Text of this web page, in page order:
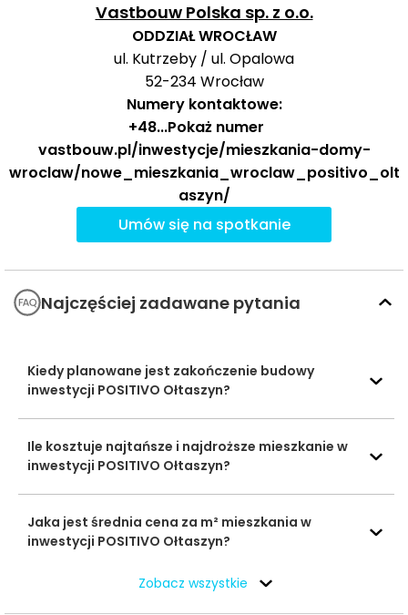
Punkt
Przedszkolny
695 m
aquario 1677 m
Centra
Park
Handlowy
63 min
oraz szybki dojazd do rekreacji i większych zakupów.
gastronomia - w promieniu 1 km
W najbliższym otoczeniu inwestycji codzienne usługi są
dostępne głównie w rejonie ul. Zwycięskiej, co zapewnia
mieszkańcom wygodny pieszy dostęp do podstawowej
Typ usługi Nazwa
Czas
Chata Polska
Vastbouw Polska sp. z o.o.
ODDZIAŁ WROCŁAW
ul. Kutrzeby / ul. Opalowa
52-234 Wrocław
Numery kontaktowe:
+48...Pokaż numer
vastbouw.pl/inwestycje/mieszkania-domy-
wroclaw/nowe_mieszkania_wroclaw_positivo_olt
aszyn/
Umów się na spotkanie
Najczęściej zadawane pytania
Kiedy planowane jest zakończenie budowy
inwestycji POSITIVO Ołtaszyn?
Ile kosztuje najtańsze i najdroższe mieszkanie w
inwestycji POSITIVO Ołtaszyn?
Jaka jest średnia cena za m² mieszkania w
inwestycji POSITIVO Ołtaszyn?
Zobacz wszystkie